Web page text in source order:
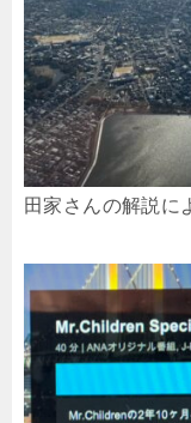
田家さんの解説